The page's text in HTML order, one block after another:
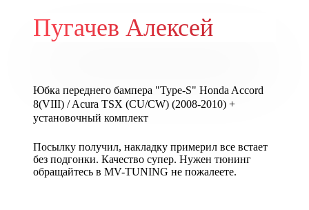
единственное что нужно докупить двухсторонний
скотч для монтажа внутренних вставок. В целом
Пугачев Алексей
Юбка переднего бампера "Type-S" Honda Accord
8(VIII) / Acura TSX (CU/CW) (2008-2010) +
установочный комплект
Посылку получил, накладку примерил все встает
без подгонки. Качество супер. Нужен тюнинг
обращайтесь в MV-TUNING не пожалеете.